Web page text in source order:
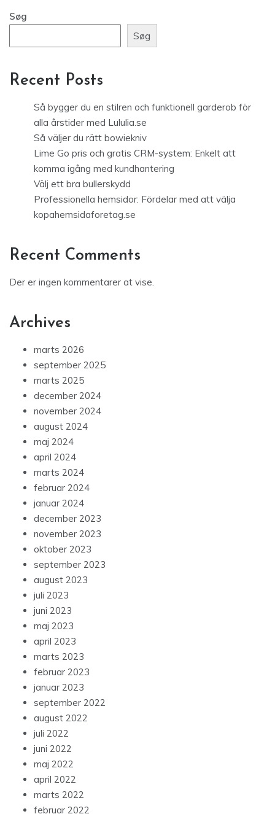
Søg
Søg
Recent Posts
Så bygger du en stilren och funktionell garderob för
alla årstider med Lululia.se
Så väljer du rätt bowiekniv
Lime Go pris och gratis CRM-system: Enkelt att
komma igång med kundhantering
Välj ett bra bullerskydd
Professionella hemsidor: Fördelar med att välja
kopahemsidaforetag.se
Recent Comments
Der er ingen kommentarer at vise.
Archives
marts 2026
september 2025
marts 2025
december 2024
november 2024
august 2024
maj 2024
april 2024
marts 2024
februar 2024
januar 2024
december 2023
november 2023
oktober 2023
september 2023
august 2023
juli 2023
juni 2023
maj 2023
april 2023
marts 2023
februar 2023
januar 2023
september 2022
august 2022
juli 2022
juni 2022
maj 2022
april 2022
marts 2022
februar 2022